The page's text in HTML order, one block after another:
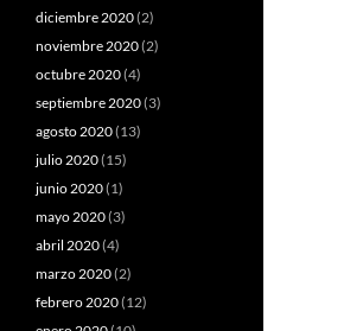
diciembre 2020(2)
noviembre 2020(2)
octubre 2020(4)
septiembre 2020(3)
agosto 2020(13)
julio 2020(15)
junio 2020(1)
mayo 2020(3)
abril 2020(4)
marzo 2020(2)
febrero 2020(12)